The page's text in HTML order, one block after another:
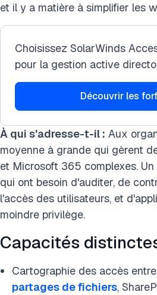
et il y a matière à simplifier les
Choisissez SolarWinds
pour la gestion active
Découvrir les
À qui s'adresse-t-il : Aux
moyenne à grande qui gèrent
et Microsoft 365 complexes.
qui ont besoin d'auditer, de
l'accès des utilisateurs, et
moindre privilège.
Capacités
Cartographie des accès
partages de fichiers,